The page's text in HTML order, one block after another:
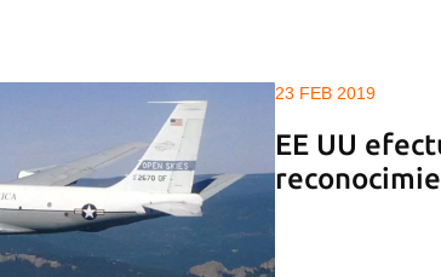
23 FEB 2019
EE UU